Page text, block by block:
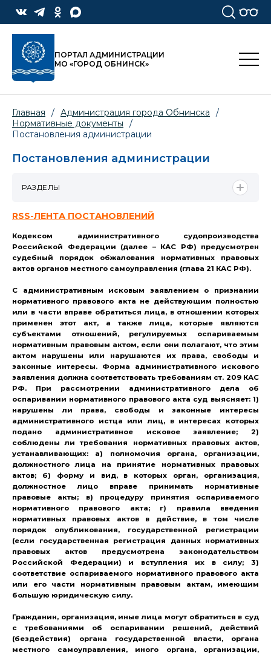
ПОРТАЛ АДМИНИСТРАЦИИ
МО «ГОРОД ОБНИНСК»
Главная / Администрация города Обнинска
/
Нормативные документы
/
Постановления администрации
Постановления администрации
RSS-ЛЕНТА ПОСТАНОВЛЕНИЙ
Кодексом административного судопроизводства
Российской Федерации (далее – КАС РФ) предусмотрен
судебный порядок обжалования нормативных правовых
актов органов местного самоуправления (глава 21 КАС РФ).
С административным исковым заявлением о признании
нормативного правового акта не действующим полностью
или в части вправе обратиться лица, в отношении которых
применен этот акт, а также лица, которые являются
субъектами отношений, регулируемых оспариваемым
нормативным правовым актом, если они полагают, что этим
актом нарушены или нарушаются их права, свободы и
законные интересы. Форма административного искового
заявления должна соответствовать требованиям ст. 209 КАС
РФ. При рассмотрении административного дела об
оспаривании нормативного правового акта суд выясняет: 1)
нарушены ли права, свободы и законные интересы
административного истца или лиц, в интересах которых
подано административное исковое заявление; 2)
соблюдены ли требования нормативных правовых актов,
устанавливающих: а) полномочия органа, организации,
должностного лица на принятие нормативных правовых
актов; б) форму и вид, в которых орган, организация,
должностное лицо вправе принимать нормативные
правовые акты; в) процедуру принятия оспариваемого
нормативного правового акта; г) правила введения
нормативных правовых актов в действие, в том числе
порядок опубликования, государственной регистрации
(если государственная регистрация данных нормативных
правовых актов предусмотрена законодательством
Российской Федерации) и вступления их в силу; 3)
соответствие оспариваемого нормативного правового акта
или его части нормативным правовым актам, имеющим
большую юридическую силу.
Гражданин, организация, иные лица могут обратиться в суд
с требованиями об оспаривании решений, действий
(бездействия) органа государственной власти, органа
местного самоуправления, иного органа, организации,
РАЗДЕЛЫ